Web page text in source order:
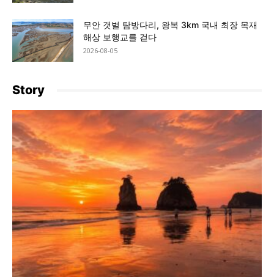
무안 갯벌 탐방다리, 왕복 3km 국내 최장 목재
해상 보행교를 걷다
2026-08-05
Story